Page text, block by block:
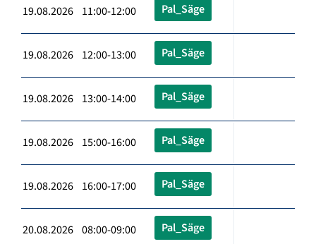
19.08.2026 11:00-12:00 Pal_Säge
19.08.2026 12:00-13:00 Pal_Säge
19.08.2026 13:00-14:00 Pal_Säge
19.08.2026 15:00-16:00 Pal_Säge
19.08.2026 16:00-17:00 Pal_Säge
20.08.2026 08:00-09:00 Pal_Säge